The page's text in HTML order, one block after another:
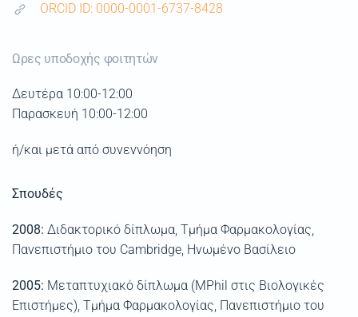
Σπουδές
2008: Διδακτορικό δίπλωμα, Τμήμα Φαρμακολογίας,
Πανεπιστήμιο του Cambridge, Ηνωμένο Βασίλειο
2005: Μεταπτυχιακό δίπλωμα (MPhil στις Βιολογικές
Επιστήμες), Τμήμα Φαρμακολογίας, Πανεπιστήμιο του
ORCID ID: 0000-0001-6737-8428
Ωρες υποδοχής φοιτητών
Δευτέρα 10:00-12:00
Παρασκευή 10:00-12:00
ή/και μετά από συνεννόηση